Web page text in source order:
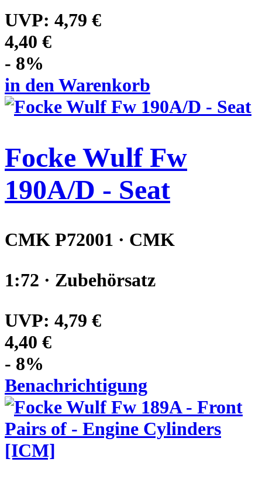
UVP: 4,79 €
4,40 €
- 8%
in den Warenkorb
Focke Wulf Fw
190A/D - Seat
CMK P72001 · CMK
1:72 · Zubehörsatz
UVP: 4,79 €
4,40 €
- 8%
Benachrichtigung